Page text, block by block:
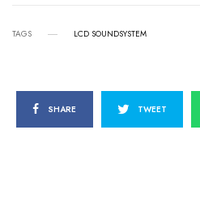
TAGS LCD SOUNDSYSTEM
SHARE TWEET